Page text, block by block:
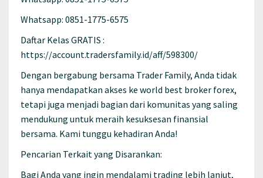
Whatsapp: 0851-1775-6575
Daftar Kelas GRATIS :
https://account.tradersfamily.id/aff/598300/
Dengan bergabung bersama Trader Family, Anda tidak
hanya mendapatkan akses ke world best broker forex,
tetapi juga menjadi bagian dari komunitas yang saling
mendukung untuk meraih kesuksesan finansial
bersama. Kami tunggu kehadiran Anda!
Pencarian Terkait yang Disarankan:
Bagi Anda yang ingin mendalami trading lebih lanjut,